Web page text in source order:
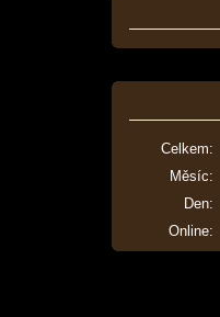
Online:
Celkem:
Měsíc:
Den: